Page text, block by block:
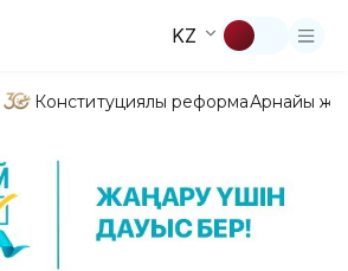
KZ
Конституциялық реформаАрнайы